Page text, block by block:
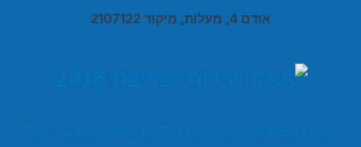
אודם 4, מעלות, מיקוד 2107122